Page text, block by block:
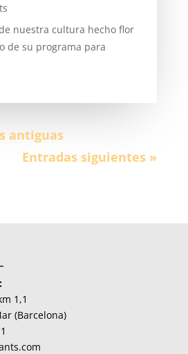
nuestra cultura hecho flor
de su programa para
antiguas
Entradas siguientes »
1,1
(Barcelona)